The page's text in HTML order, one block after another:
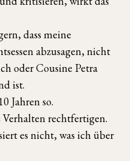
dass meine
abzusagen, nicht
oder Cousine Petra
ist.
Jahren so.
Verhalten rechtfertigen.
es nicht, was ich über